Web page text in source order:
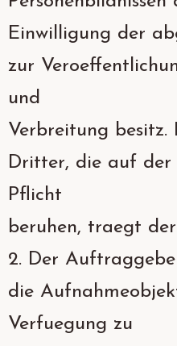
Einwilligung der
zur
und
Verbreitung besitz.
Dritter, die auf der
Pflicht
beruhen, traegt
2. Der
die
Verfuegung zu